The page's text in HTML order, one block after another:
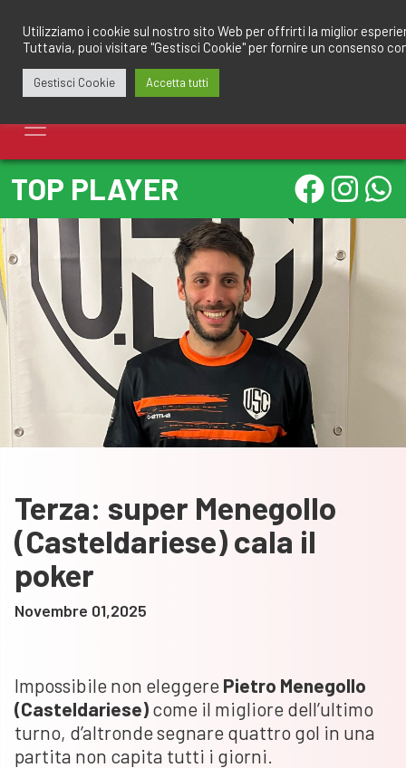
contenuto
TOP PLAYER
Terza: super Menegollo
(Casteldariese) cala il
poker
Novembre 01,2025
Impossibile non eleggere Pietro Menegollo
(Casteldariese) come il migliore dell’ultimo
turno, d’altronde segnare quattro gol in una
partita non capita tutti i giorni.
Utilizziamo i cookie sul nostro sito Web per offrirti la miglior
Tuttavia, puoi visitare "Gestisci Cookie" per fornire un consenso
Gestisci Cookie Accetta tutti